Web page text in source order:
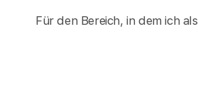
Für den Bereich, in dem ich als